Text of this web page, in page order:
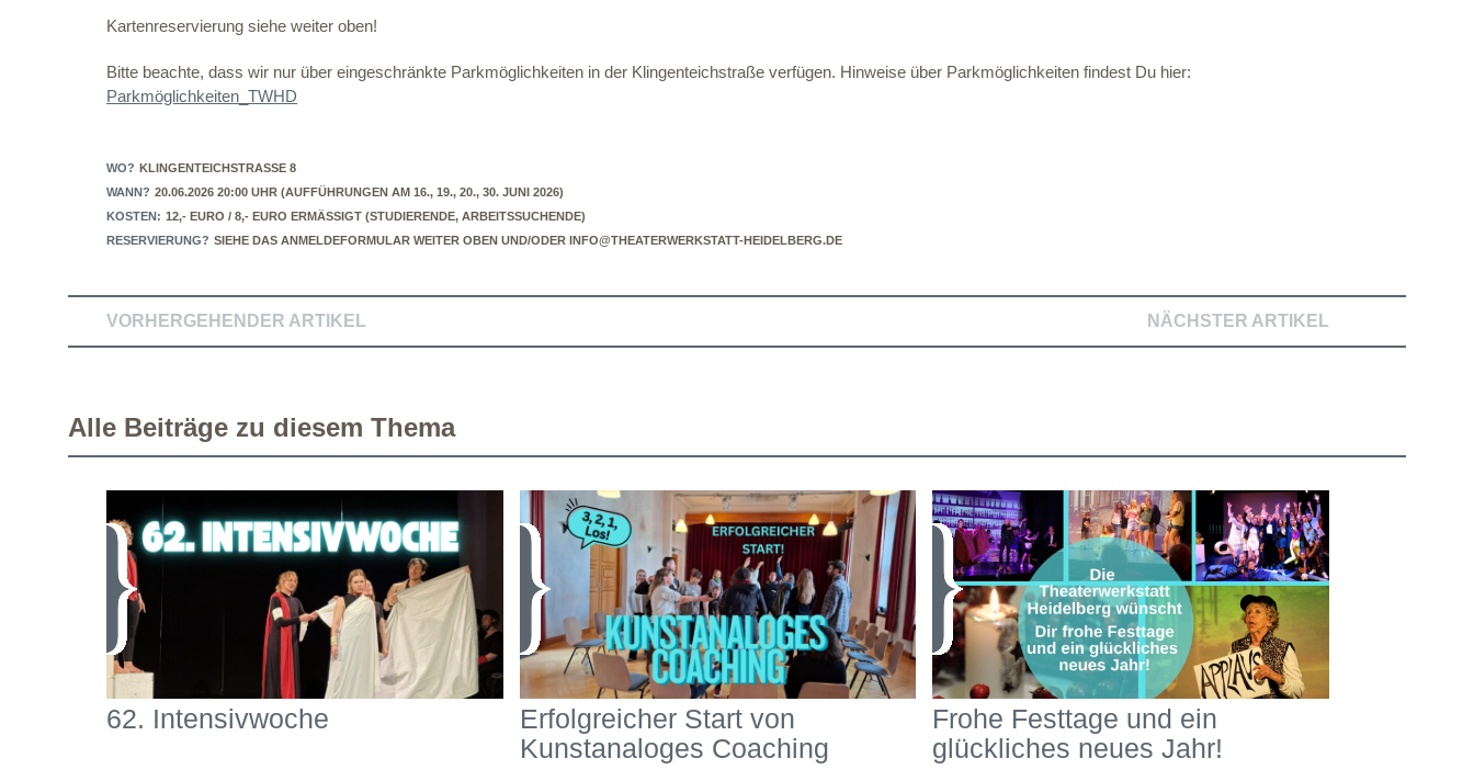
Kartenreservierung siehe weiter oben!
Bitte beachte, dass wir nur über eingeschränkte Parkmöglichkeiten in der Klingenteichstraße verfügen. Hinweise über Parkmöglichkeiten findest Du hier:
Parkmöglichkeiten_TWHD
WO? KLINGENTEICHSTRASSE 8
WANN? 20.06.2026 20:00 UHR (AUFFÜHRUNGEN AM 16., 19., 20., 30. JUNI 2026)
KOSTEN: 12,- EURO / 8,- EURO ERMÄSSIGT (STUDIERENDE, ARBEITSSUCHENDE)
RESERVIERUNG? SIEHE DAS ANMELDEFORMULAR WEITER OBEN UND/ODER INFO@THEATERWERKSTATT-HEIDELBERG.DE
VORHERGEHENDER ARTIKEL NÄCHSTER ARTIKEL
Alle Beiträge zu diesem Thema
62. Intensivwoche
Erfolgreicher Start von
Kunstanaloges Coaching
Frohe Festtage und ein
glückliches neues Jahr!